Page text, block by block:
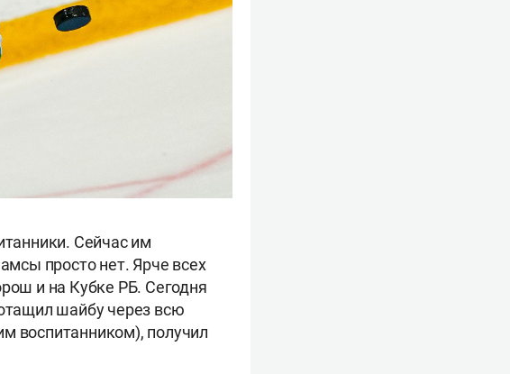
Сейчас им
просто нет. Ярче всех
и на Кубке РБ. Сегодня
шайбу через всю
воспитанником), получил